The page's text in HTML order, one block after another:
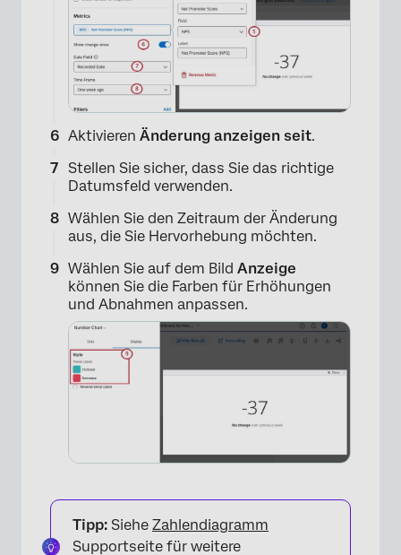
×
Aktivieren Änderung anzeigen seit.
Stellen Sie sicher, dass Sie das richtige
Datumsfeld verwenden.
Wählen Sie den Zeitraum der Änderung
aus, die Sie Hervorhebung möchten.
Wählen Sie auf dem Bild Anzeige
können Sie die Farben für Erhöhungen
und Abnahmen anpassen.
Tipp: Siehe Zahlendiagramm
Supportseite für weitere